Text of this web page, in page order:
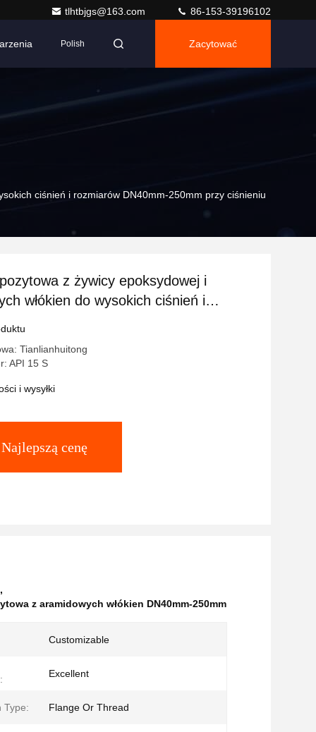
tlhtbjgs@163.com 86-153-39196102
Polish Zacytować
ciśnień i rozmiarów DN40mm-250mm przy ciśnieniu
z żywicy epoksydowej i
włókien do wysokich ciśnień i
Tianlianhuitong
API 15 S
i wysyłki
Najlepszą cenę
,
z aramidowych włókien DN40mm-250mm
Customizable
Excellent
Type: Flange Or Thread